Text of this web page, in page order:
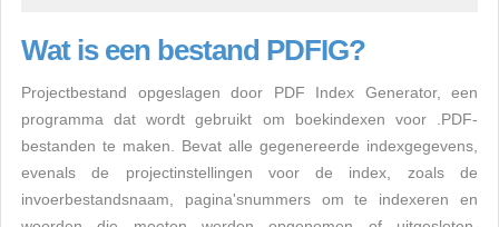
Wat is een bestand PDFIG?
Projectbestand opgeslagen door PDF Index Generator, een
programma dat wordt gebruikt om boekindexen voor .PDF-
bestanden te maken. Bevat alle gegenereerde indexgegevens,
evenals de projectinstellingen voor de index, zoals de
invoerbestandsnaam, pagina'snummers om te indexeren en